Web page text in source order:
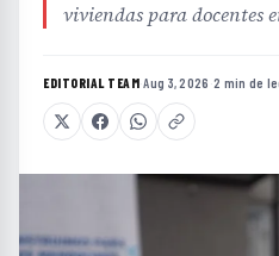
viviendas para docentes
EDITORIAL TEAM·Aug 3, 2026 ·2 min de